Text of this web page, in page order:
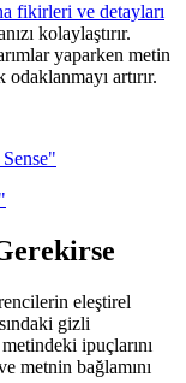
fikirleri ve detayları
kolaylaştırır.
yaparken metin
artırır.
eleştirel
gizli
ipuçlarını
metnin bağlamını